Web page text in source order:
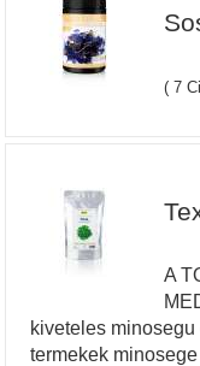
( 7
A
kiveteles
termekek